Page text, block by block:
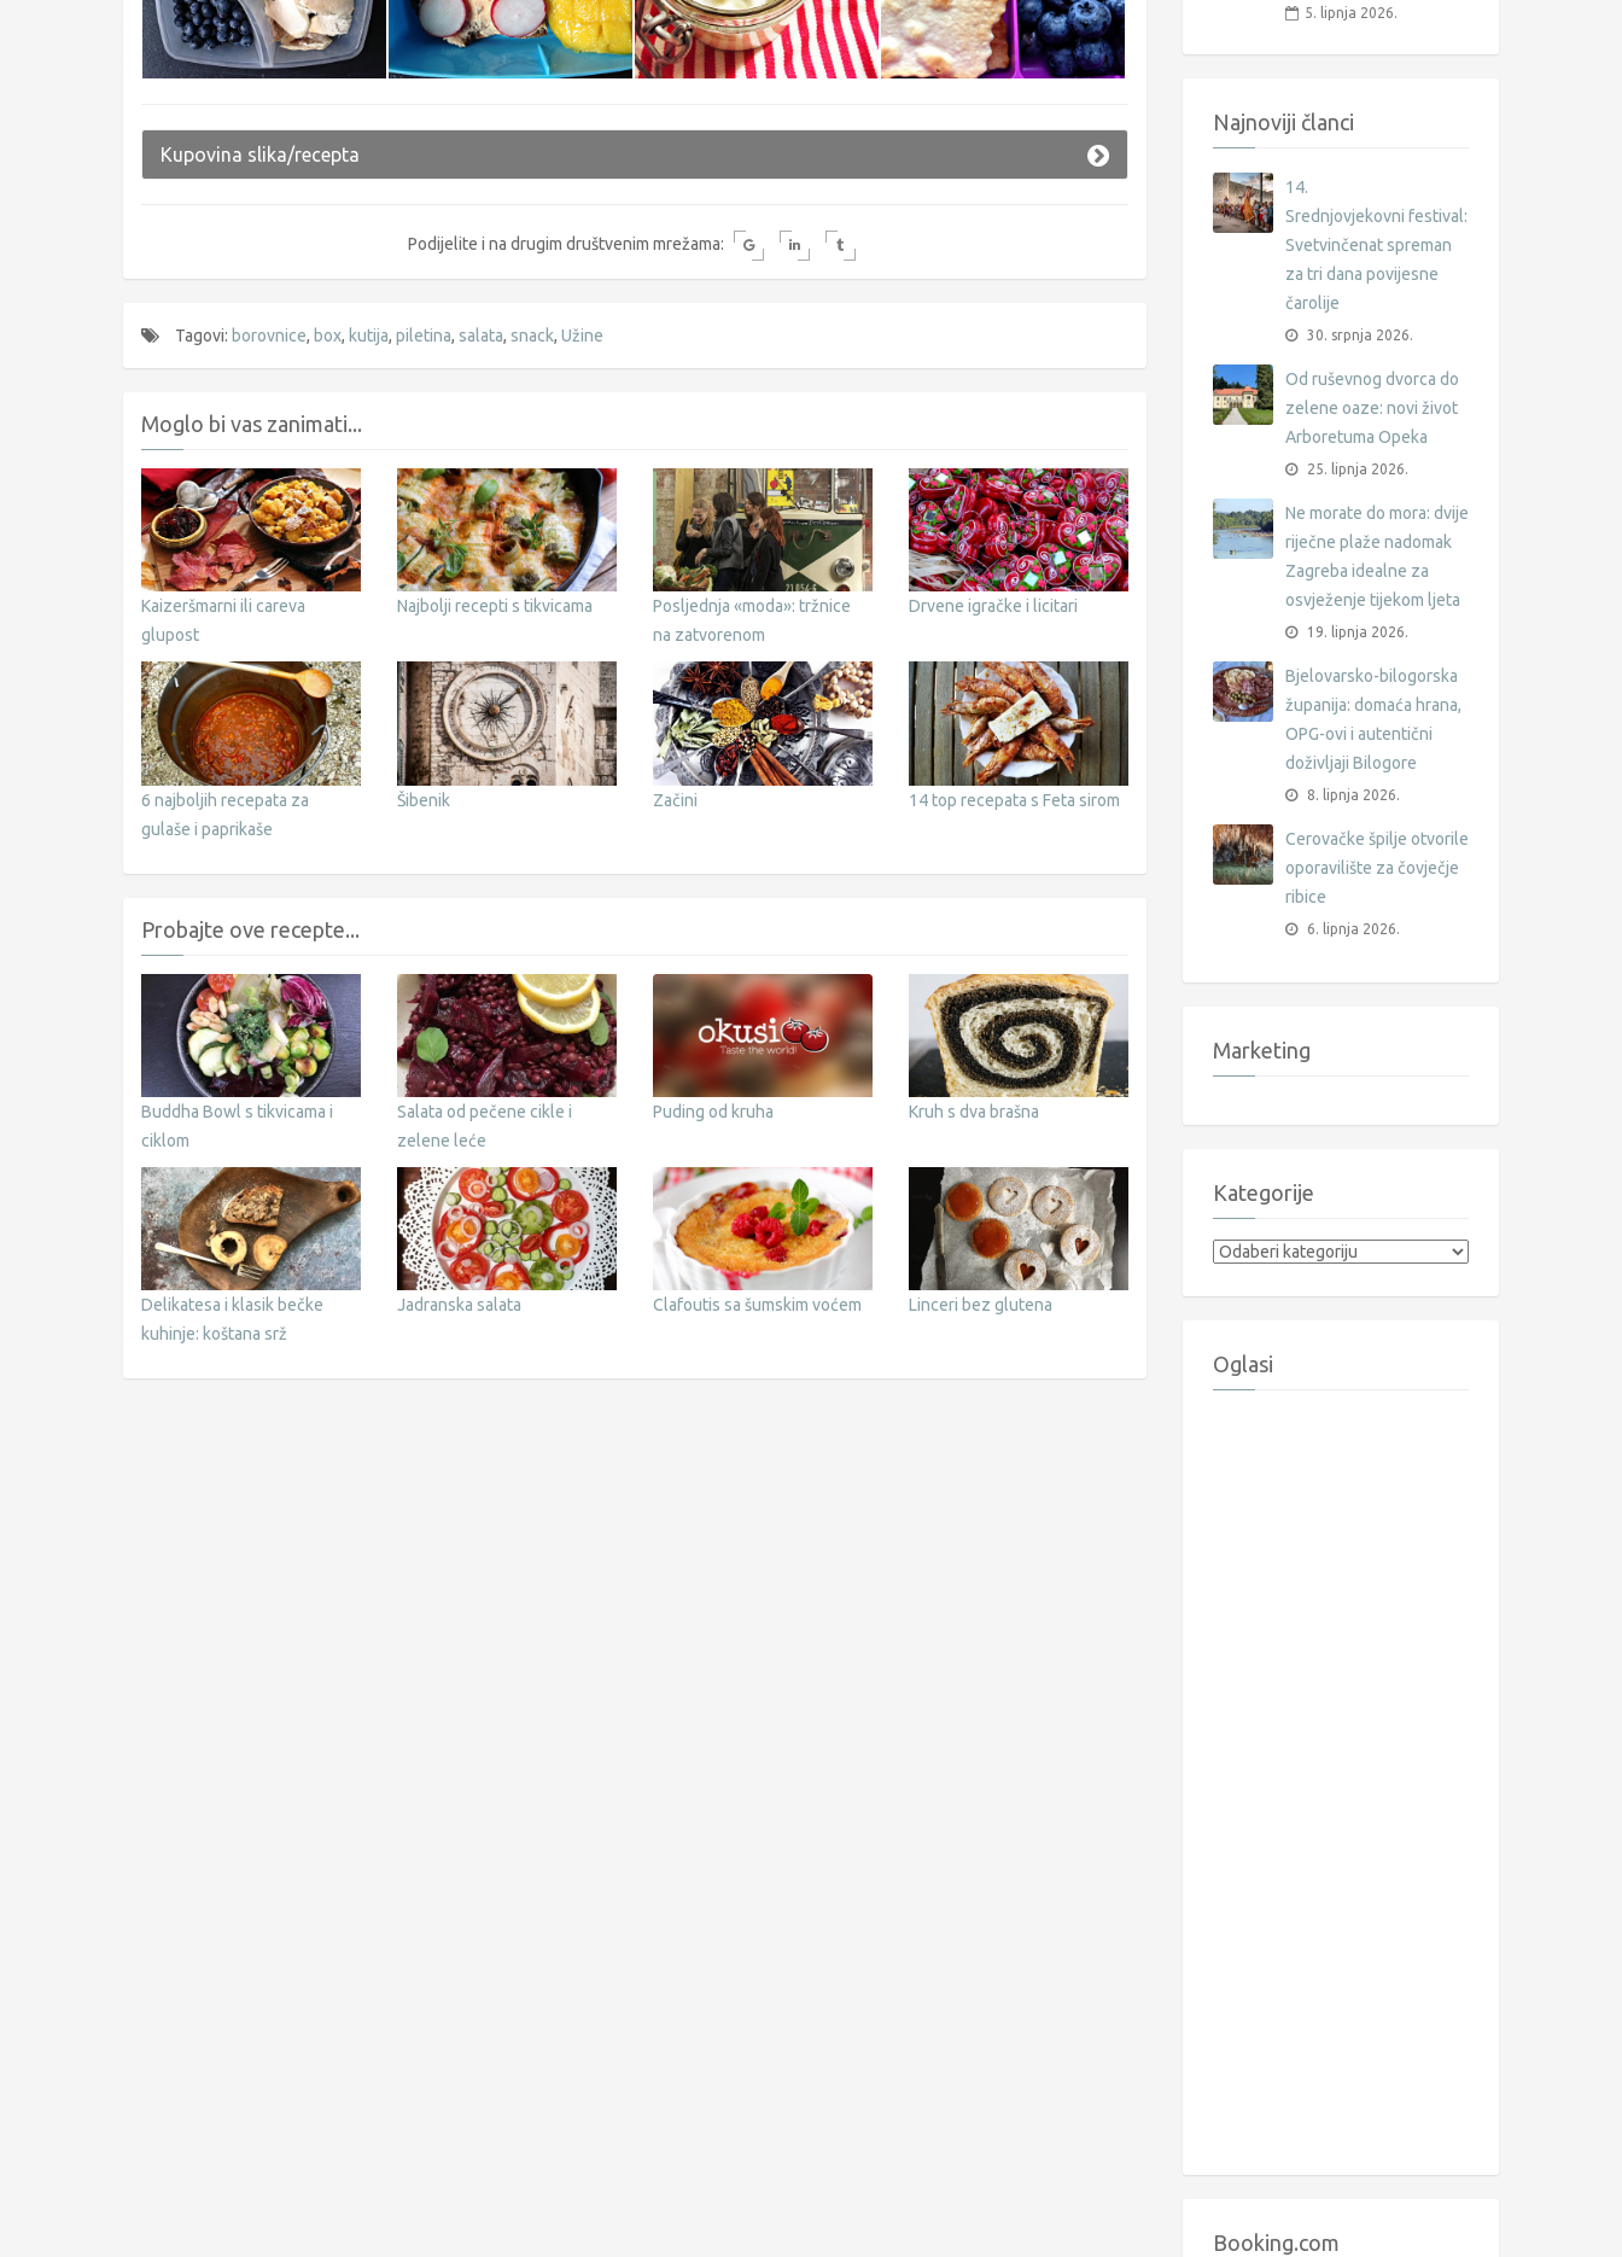
Kupovina slika/recepta
Podijelite i na drugim društvenim mrežama:
Tagovi: borovnice, box, kutija, piletina, salata, snack, Užine
Moglo bi vas zanimati...
Kaizeršmarni ili careva
glupost
Najbolji recepti s tikvicama
Posljednja «moda»: tržnice
na zatvorenom
Drvene igračke i licitari
6 najboljih recepata za
gulaše i paprikaše
Šibenik Začini 14 top recepata s Feta sirom
Probajte ove recepte...
Buddha Bowl s tikvicama i
ciklom
Salata od pečene cikle i
zelene leće
Puding od kruha Kruh s dva brašna
Delikatesa i klasik bečke
kuhinje: koštana srž
Jadranska salata Clafoutis sa šumskim voćem Linceri bez glutena
5. lipnja 2026.
Najnoviji članci
14.
Srednjovjekovni festival:
Svetvinčenat spreman
za tri dana povijesne
čarolije
30. srpnja 2026.
Od ruševnog dvorca do
zelene oaze: novi život
Arboretuma Opeka
25. lipnja 2026.
Ne morate do mora: dvije
riječne plaže nadomak
Zagreba idealne za
osvježenje tijekom ljeta
19. lipnja 2026.
Bjelovarsko-bilogorska
županija: domaća hrana,
OPG-ovi i autentični
doživljaji Bilogore
8. lipnja 2026.
Cerovačke špilje otvorile
oporavilište za čovječje
ribice
6. lipnja 2026.
Marketing
Kategorije
Kategorije
Oglasi
Booking.com